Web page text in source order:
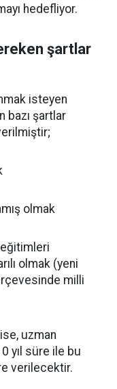
hedefliyor.
şartlar
isteyen
bazı şartlar
olmak
olmak (yeni
milli
uzman
yıl süre ile bu
verilecektir.